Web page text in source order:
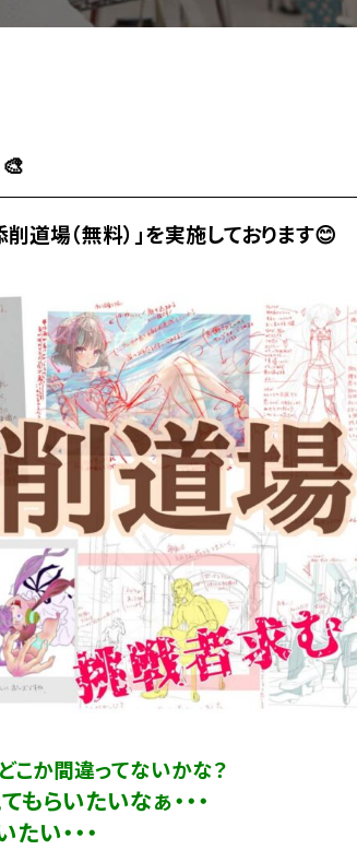
道場（無料）」を実施しております😊
こか間違ってないかな？
らいたいなぁ・・・
い・・・